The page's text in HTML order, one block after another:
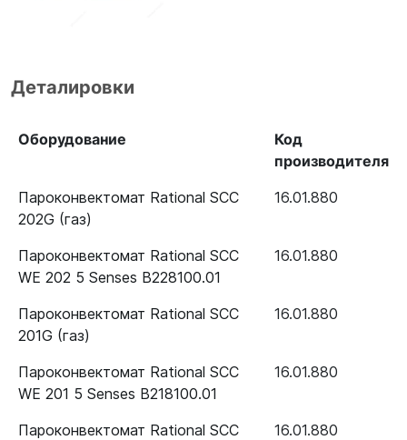
Деталировки
Оборудование
Код
производителя
Пароконвектомат Rational SCC
202G (газ)
16.01.880
Пароконвектомат Rational SCC
WE 202 5 Senses B228100.01
16.01.880
Пароконвектомат Rational SCC
201G (газ)
16.01.880
Пароконвектомат Rational SCC
WE 201 5 Senses B218100.01
16.01.880
Пароконвектомат Rational SCC
16.01.880